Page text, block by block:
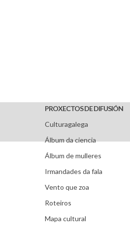
PROXECTOS DE DIFUSIÓN
Culturagalega
Álbum da ciencia
Álbum de mulleres
Irmandades da fala
Vento que zoa
Roteiros
Mapa cultural